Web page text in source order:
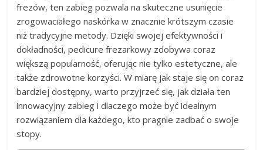
frezów, ten zabieg pozwala na skuteczne usunięcie
zrogowaciałego naskórka w znacznie krótszym czasie
niż tradycyjne metody. Dzięki swojej efektywności i
dokładności, pedicure frezarkowy zdobywa coraz
większą popularność, oferując nie tylko estetyczne, ale
także zdrowotne korzyści. W miarę jak staje się on coraz
bardziej dostępny, warto przyjrzeć się, jak działa ten
innowacyjny zabieg i dlaczego może być idealnym
rozwiązaniem dla każdego, kto pragnie zadbać o swoje
stopy.